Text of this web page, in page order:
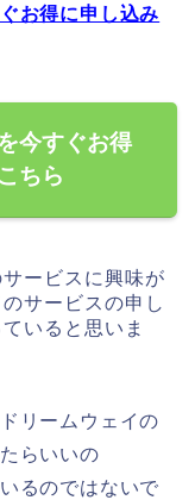
お得に申し込み
今すぐお得
ちら
ービスに興味が
サービスの申し
いると思いま
リームウェイの
らいいの
るのではないで